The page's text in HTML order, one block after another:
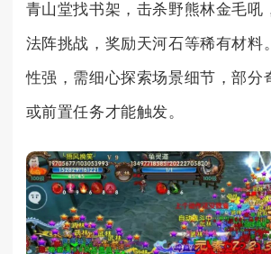
青山堂找书架，击杀野熊林金毛吼
法阵挑战，奖励天河石等稀有材料
性强，需细心探索场景细节，部分
或前置任务才能触发。